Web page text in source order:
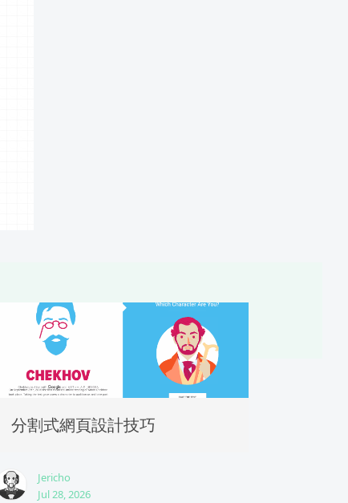
分割式網頁設計技巧
Jericho
Jul 28, 2026